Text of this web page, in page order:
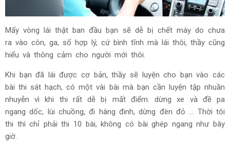
Mấy vòng lái thật ban đầu bạn sẽ dễ bị chết máy do chưa
ra vào côn, ga, số hợp lý, cứ bình tĩnh mà lái thôi, thầy cũng
hiểu và thông cảm cho người mới thôi.
Khi bạn đã lái được cơ bản, thầy sẽ luyện cho bạn vào các
bài thi sát hạch, có một vài bài mà bạn cần luyện tập nhuần
nhuyễn vì khi thi rất dễ bị mất điểm: dừng xe và đề pa
ngang dốc, lùi chuồng, đi hàng đinh, dừng đèn đỏ ... Thời tôi
thi thì chỉ phải thi 10 bài, không có bài ghép ngang như bây
giờ.